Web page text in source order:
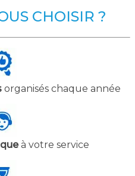
CHOISIR ?
organisés chaque année
à votre service